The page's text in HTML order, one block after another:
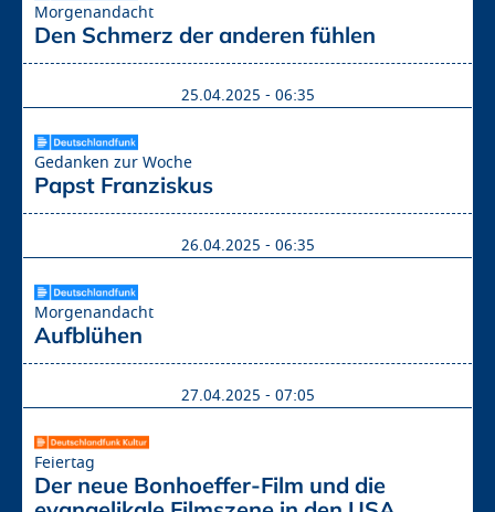
Morgenandacht
Den Schmerz der anderen fühlen
25.04.2025 - 06:35
Gedanken zur Woche
Papst Franziskus
26.04.2025 - 06:35
Morgenandacht
Aufblühen
27.04.2025 - 07:05
Feiertag
Der neue Bonhoeffer-Film und die